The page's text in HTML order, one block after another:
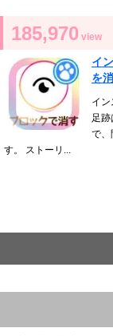
185,970 view
イ
を
イ
足
で、
す。 ストーリ...